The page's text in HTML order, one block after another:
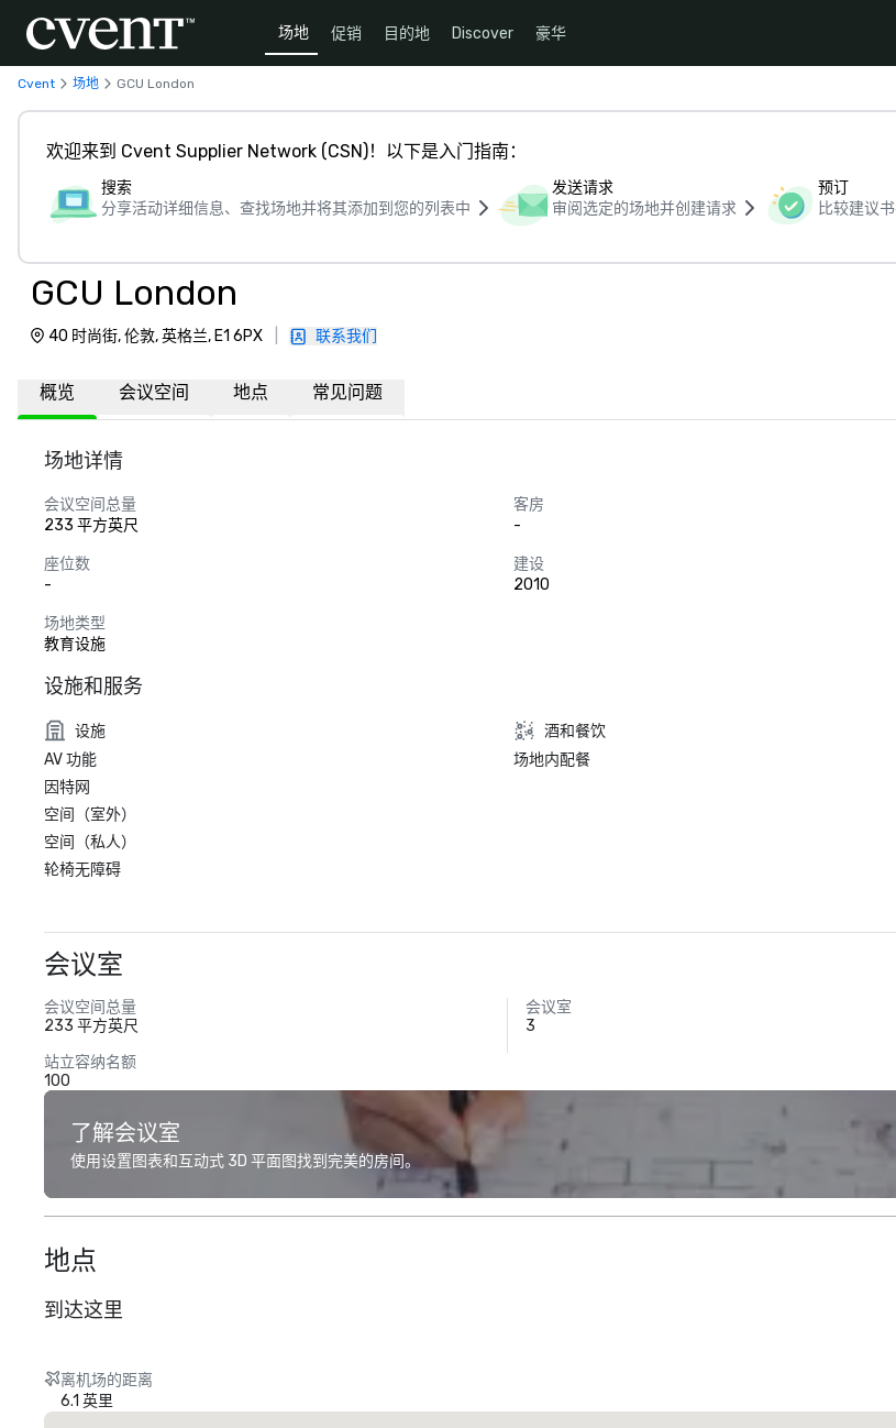
场地 促销 目的地 Discover 豪华
Cvent 场地 GCU London
欢迎来到 Cvent Supplier Network (CSN)！以下是入门指南：
搜索
分享活动详细信息、查找场地并将其添加到您的列表中
发送请求
审阅选定的场地并创建请求
预订
比较建议
GCU London
40 时尚街, 伦敦, 英格兰, E1 6PX 联系我们
概览 会议空间 地点 常见问题
场地详情
会议空间总量
233 平方英尺
客房
-
座位数
-
建设
2010
场地类型
教育设施
设施和服务
设施
AV 功能
因特网
空间（室外）
空间（私人）
轮椅无障碍
酒和餐饮
场地内配餐
会议室
会议空间总量
233 平方英尺
会议室
3
站立容纳名额
100
了解会议室
使用设置图表和互动式 3D 平面图找到完美的房间。
地点
到达这里
离机场的距离
6.1 英里